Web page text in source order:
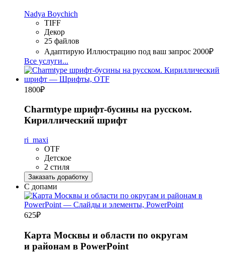
Nadya Boychich
TIFF
Декор
25 файлов
Адаптирую Иллюстрацию под ваш запрос 2000₽
Все услуги...
1800₽
Charmtype шрифт-бусины на русском.
Кириллический шрифт
ri_maxi
OTF
Детское
2 стиля
Заказать доработку
С допами
625₽
Карта Москвы и области по округам
и районам в PowerPoint